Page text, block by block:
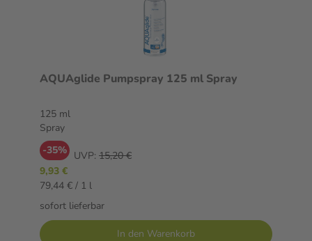
AQUAglide Pumpspray 125 ml Spray
125 ml
Spray
-35% UVP: 15,20 €
9,93 €
79,44 € / 1 l
sofort lieferbar
In den Warenkorb